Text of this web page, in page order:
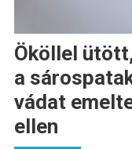
Ököllel
a
vádat
ellen